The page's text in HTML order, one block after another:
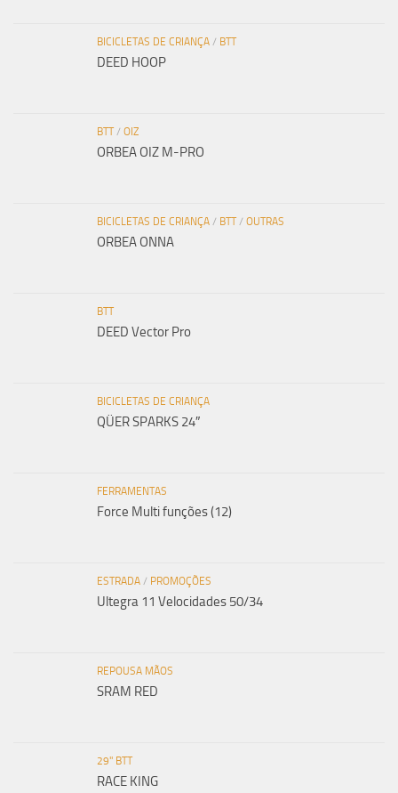
BICICLETAS DE CRIANÇA / BTT
DEED HOOP
BTT/ OIZ
ORBEA OIZ M-PRO
BICICLETAS DE CRIANÇA / BTT/ OUTRAS
ORBEA ONNA
BTT
DEED Vector Pro
BICICLETAS DE CRIANÇA
QÜER SPARKS 24″
FERRAMENTAS
Force Multi funções (12)
ESTRADA / PROMOÇÕES
Ultegra 11 Velocidades 50/34
REPOUSA MÃOS
SRAM RED
29" BTT
RACE KING